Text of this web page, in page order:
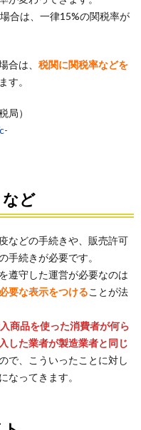
合は、一律15%の関税率が
合は、 税関に関税率などを
す。
局）
など
などの手続きや、販売許可
手続きが必要です。
遵守した運営が必要なのは
要な表示をつけることが法
商品を使った消費者が何ら
した業者が製造業者と同じ
で、こういったことに対し
なってきます。